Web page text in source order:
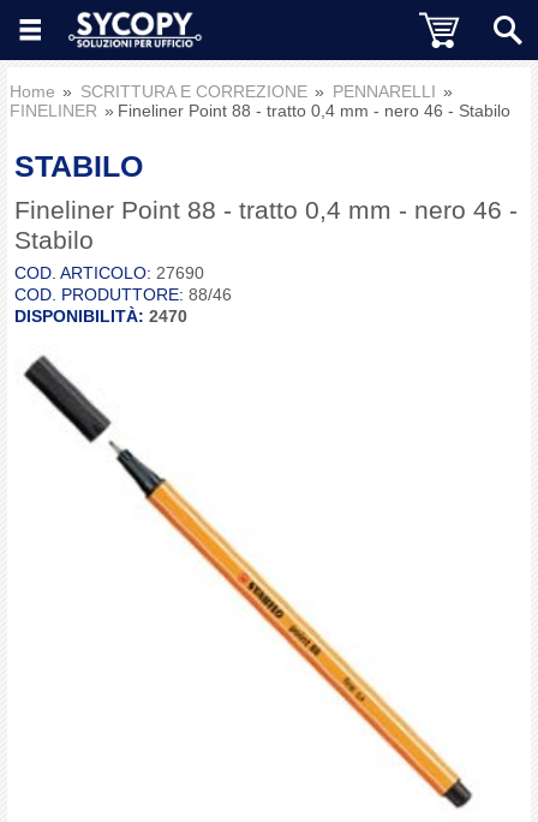
Home SCRITTURA E CORREZIONE
PENNARELLI
FINELINER
Fineliner Point 88 - tratto 0,4 mm - nero 46 - Stabilo
STABILO
Fineliner Point 88 - tratto 0,4 mm - nero 46 -
Stabilo
COD. ARTICOLO: 27690
COD. PRODUTTORE: 88/46
DISPONIBILITÀ: 2470